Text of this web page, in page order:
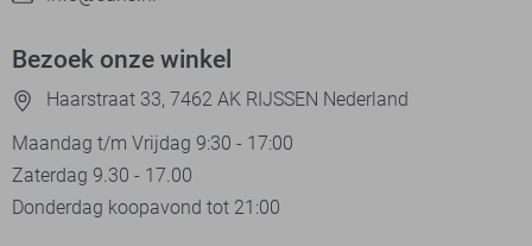
Bezoek onze winkel
Haarstraat 33, 7462 AK RIJSSEN Nederland
Maandag t/m Vrijdag 9:30 - 17:00
Zaterdag 9.30 - 17.00
Donderdag koopavond tot 21:00